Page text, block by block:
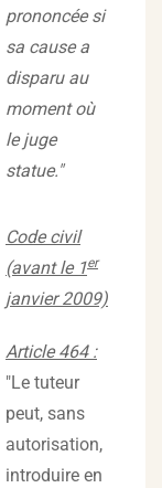
prononcée si
sa cause a
disparu au
moment où
le juge
statue."
Code civil
(avant le 1er
janvier 2009)
Article 464 :
"Le tuteur
peut, sans
autorisation,
introduire en